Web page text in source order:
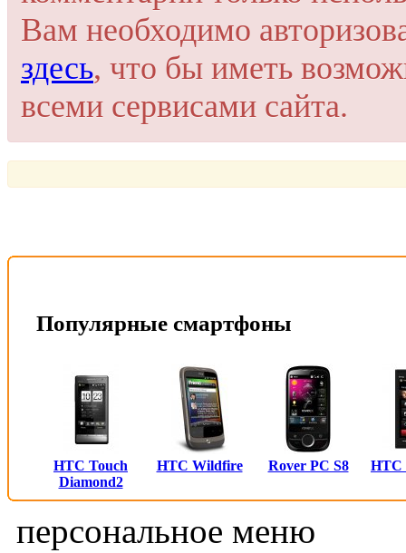
Это очень просто и безопасно!
Вам необходимо
здесь, что бы иметь
всеми сервисами сайта.
Популярные смартфоны
HTC Touch
Diamond2
HTC Wildfire Rover PC S8 HTC
персональное меню